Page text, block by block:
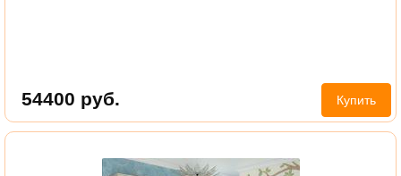
54400 руб. Купить